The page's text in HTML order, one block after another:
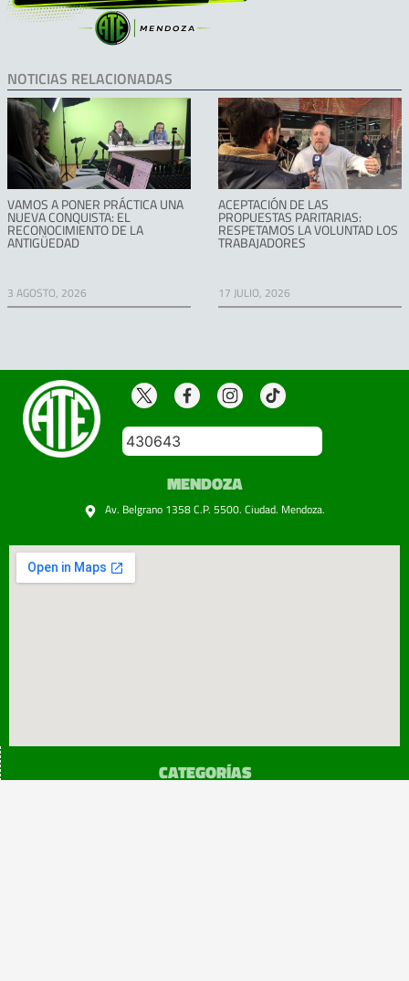
NOTICIAS RELACIONADAS
VAMOS A PONER PRÁCTICA UNA
NUEVA CONQUISTA: EL
RECONOCIMIENTO DE LA
ANTIGÜEDAD
3 AGOSTO, 2026
ACEPTACIÓN DE LAS
PROPUESTAS PARITARIAS:
RESPETAMOS LA VOLUNTAD LOS
TRABAJADORES
17 JULIO, 2026
430643
MENDOZA
Av. Belgrano 1358 C.P. 5500. Ciudad. Mendoza.
CATEGORÍAS